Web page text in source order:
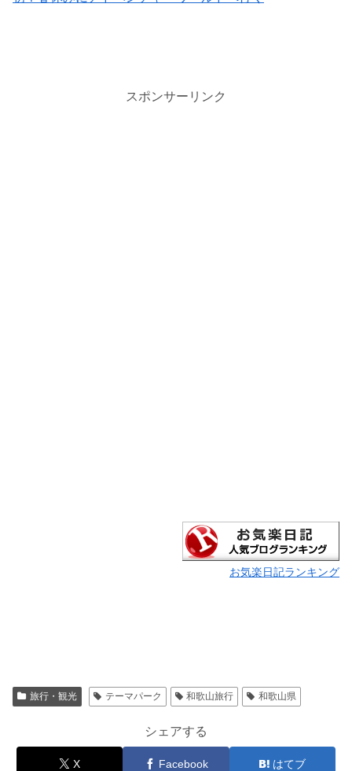
スポンサーリンク
お気楽日記ランキング
旅行・観光 テーマパーク 和歌山旅行 和歌山県
シェアする
X Facebook はてブ